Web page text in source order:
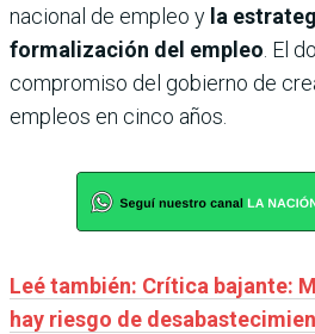
nacional de empleo y la
formalización del empleo . El
compromiso del gobierno de
empleos en cinco años.
Leé también: Crítica bajante:
hay riesgo de